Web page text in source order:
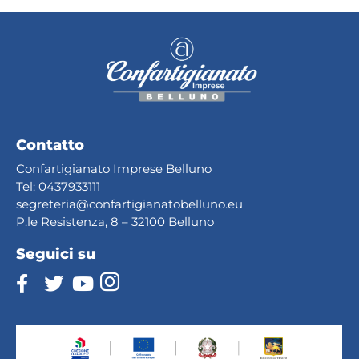
Contatto
Confartigianato Imprese Belluno
Tel: 0437933111
segreteria@confartigianatobelluno.eu
P.le Resistenza, 8 – 32100 Belluno
Seguici su